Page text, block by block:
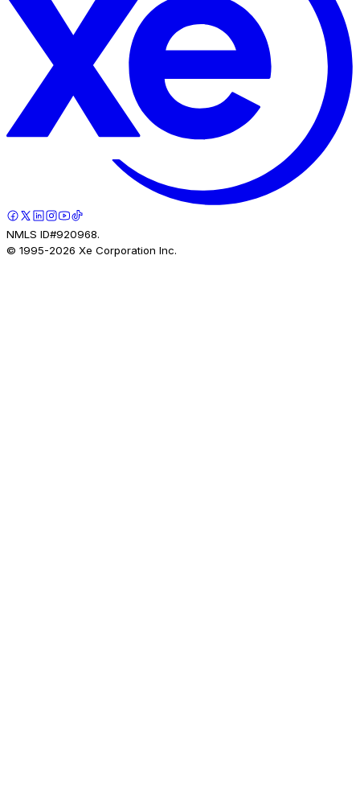
NMLS ID#920968.
© 1995-2026 Xe Corporation Inc.